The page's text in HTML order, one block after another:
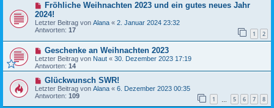
Fröhliche Weihnachten 2023 und ein gutes neues Jahr
2024!
Letzter Beitrag von Alana « 2. Januar 2024 23:32
Antworten: 17 1 2
Geschenke an Weihnachten 2023
Letzter Beitrag von Naut « 30. Dezember 2023 17:19
Antworten: 14
Glückwunsch SWR!
Letzter Beitrag von Alana « 6. Dezember 2023 00:35
Antworten: 109 1 5 6 7 8